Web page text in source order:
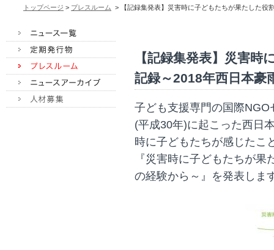
トップページ > プレスルーム > 【記録集発表】災害時に子どもたちが果たした役
【記録集発表】災害
記録～2018年西日本豪
子ども支援専門の国際
(平成30年)に起こった西日
時に子どもたちが感じたこ
『災害時に子どもたちが
の経験から～』を発表しま